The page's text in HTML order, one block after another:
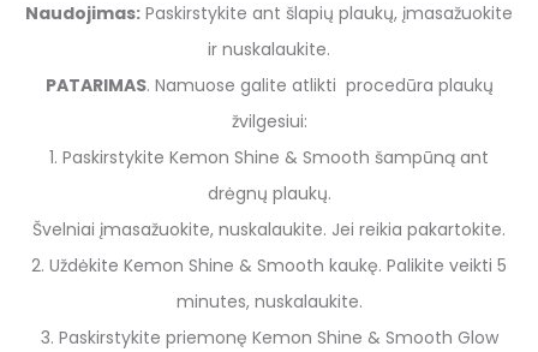
Naudojimas: Paskirstykite ant šlapių plaukų, įmasažuokite
ir nuskalaukite.
PATARIMAS. Namuose galite atlikti procedūra plaukų
žvilgesiui:
1. Paskirstykite Kemon Shine & Smooth šampūną ant
drėgnų plaukų.
Švelniai įmasažuokite, nuskalaukite. Jei reikia pakartokite.
2. Uždėkite Kemon Shine & Smooth kaukę. Palikite veikti 5
minutes, nuskalaukite.
3. Paskirstykite priemonę Kemon Shine & Smooth Glow